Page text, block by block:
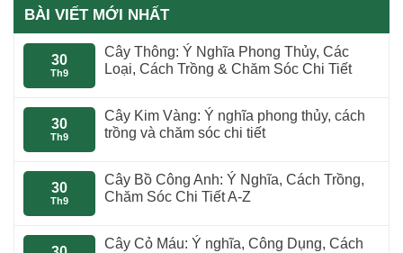
BÀI VIẾT MỚI NHẤT
30
Th9
Cây Thông: Ý Nghĩa Phong Thủy, Các
Loại, Cách Trồng & Chăm Sóc Chi Tiết
30
Th9
Cây Kim Vàng: Ý nghĩa phong thủy, cách
trồng và chăm sóc chi tiết
30
Th9
Cây Bồ Công Anh: Ý Nghĩa, Cách Trồng,
Chăm Sóc Chi Tiết A-Z
Cây Cỏ Máu: Ý nghĩa, Công Dụng, Cách